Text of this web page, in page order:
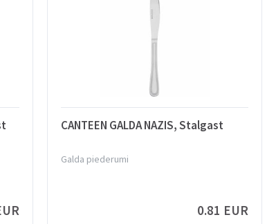
CANTEEN GALDA NAZIS, Stalgast
Galda piederumi
0.81 EUR